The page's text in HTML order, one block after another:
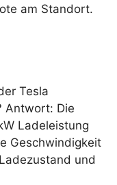
am Standort.
Tesla
Antwort: Die
Ladeleistung
Geschwindigkeit
und